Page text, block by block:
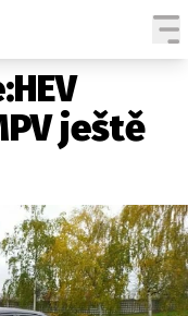
ještě